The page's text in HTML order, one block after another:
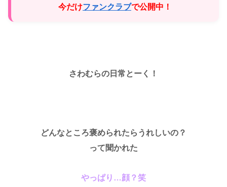
今だけファンクラブで公開中！
さわむらの日常とーく！
どんなところ褒められたらうれしいの？
って聞かれた
やっぱり…顔？笑